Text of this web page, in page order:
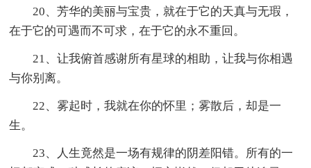
20、芳华的美丽与宝贵，就在于它的天真与无瑕，
在于它的可遇而不可求，在于它的永不重回。
21、让我俯首感谢所有星球的相助，让我与你相遇
与你别离。
22、雾起时，我就在你的怀里；雾散后，却是一
生。
23、人生竟然是一场有规律的阴差阳错。所有的一